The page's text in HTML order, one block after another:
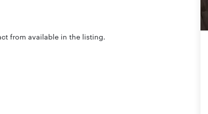
from available in the listing.